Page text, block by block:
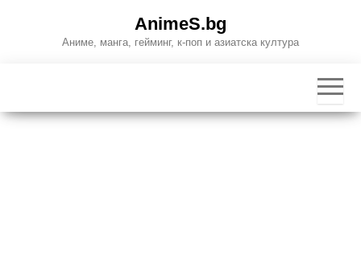
AnimeS.bg
Аниме, манга, гейминг, к-поп и азиатска култура